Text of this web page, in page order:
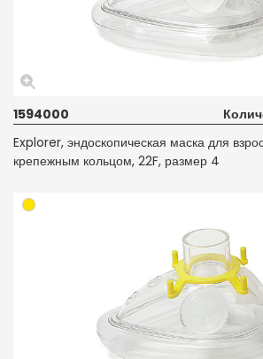
1594000
Explorer, эндоскопическая маска для
крепежным кольцом, 22F, размер 4